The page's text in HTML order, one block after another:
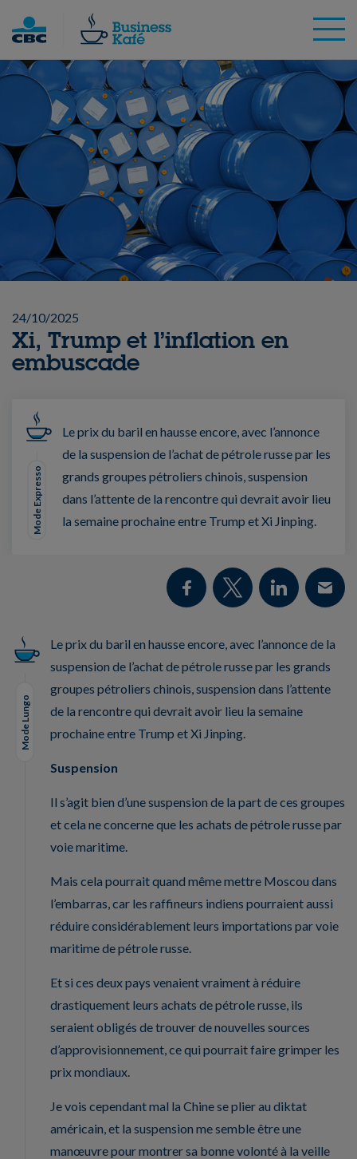
24/10/2025
Xi, Trump et l’inflation en
embuscade
Mode Expresso
Le prix du baril en hausse encore, avec l’annonce
de la suspension de l’achat de pétrole russe par les
grands groupes pétroliers chinois, suspension
dans l’attente de la rencontre qui devrait avoir lieu
la semaine prochaine entre Trump et Xi Jinping.
Mode Lungo
Le prix du baril en hausse encore, avec l’annonce de la
suspension de l’achat de pétrole russe par les grands
groupes pétroliers chinois, suspension dans l’attente
de la rencontre qui devrait avoir lieu la semaine
prochaine entre Trump et Xi Jinping.
Suspension
Il s’agit bien d’une suspension de la part de ces groupes
et cela ne concerne que les achats de pétrole russe par
voie maritime.
Mais cela pourrait quand même mettre Moscou dans
l’embarras, car les raffineurs indiens pourraient aussi
réduire considérablement leurs importations par voie
maritime de pétrole russe.
Et si ces deux pays venaient vraiment à réduire
drastiquement leurs achats de pétrole russe, ils
seraient obligés de trouver de nouvelles sources
d’approvisionnement, ce qui pourrait faire grimper les
prix mondiaux.
Je vois cependant mal la Chine se plier au diktat
américain, et la suspension me semble être une
manœuvre pour montrer sa bonne volonté à la veille